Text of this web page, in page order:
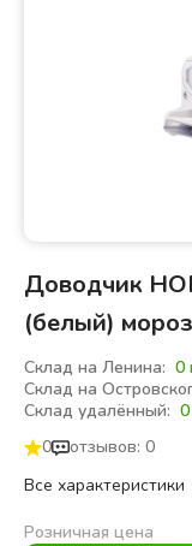
Доводчик
(белый)
Склад на Ленина: 0
Склад на
Склад удалённый:
0
отзывов: 0
Все характеристики
Розничная цена